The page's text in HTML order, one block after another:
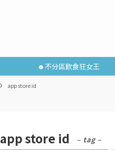
☻不分區飲食狂女王
app store id
app store id – tag –